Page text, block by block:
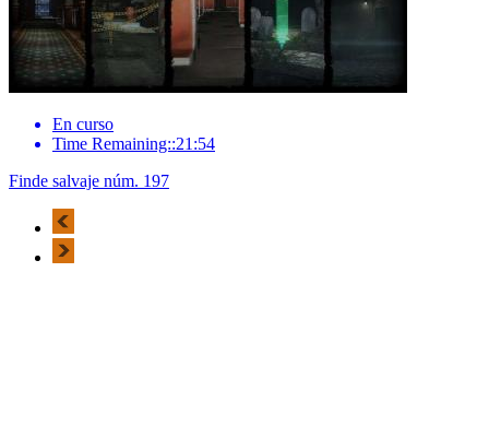
En curso
Time Remaining::21:54
Finde salvaje núm. 197